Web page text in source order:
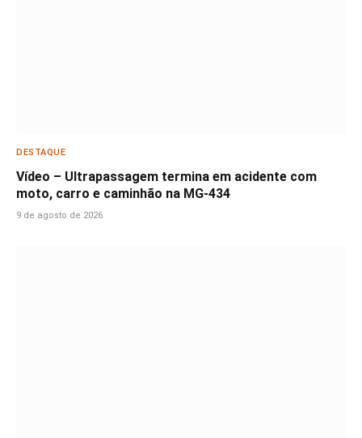
DESTAQUE
Vídeo – Ultrapassagem termina em acidente com
moto, carro e caminhão na MG-434
9 de agosto de 2026